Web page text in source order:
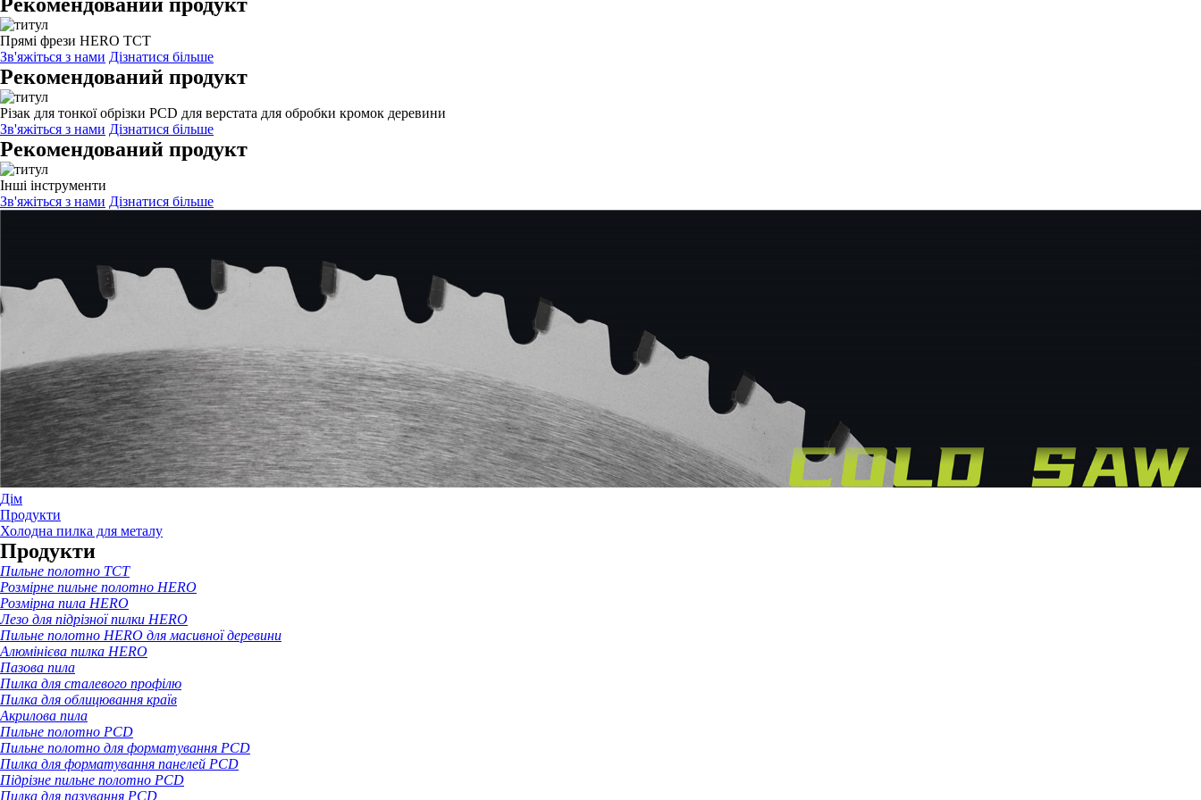
Прямі фрези HERO TCT
Зв'яжіться з нами Дізнатися більше
Рекомендований продукт
Різак для тонкої обрізки PCD для верстата для обробки кромок деревини
Зв'яжіться з нами Дізнатися більше
Рекомендований продукт
Інші інструменти
Зв'яжіться з нами Дізнатися більше
Дім
Продукти
Холодна пилка для металу
Продукти
Пильне полотно TCT
Розмірне пильне полотно HERO
Розмірна пила HERO
Лезо для підрізної пилки HERO
Пильне полотно HERO для масивної деревини
Алюмінієва пилка HERO
Пазова пила
Пилка для сталевого профілю
Пилка для облицювання країв
Акрилова пила
Пильне полотно PCD
Пильне полотно для форматування PCD
Пилка для форматування панелей PCD
Підрізне пильне полотно PCD
Пилка для пазування PCD